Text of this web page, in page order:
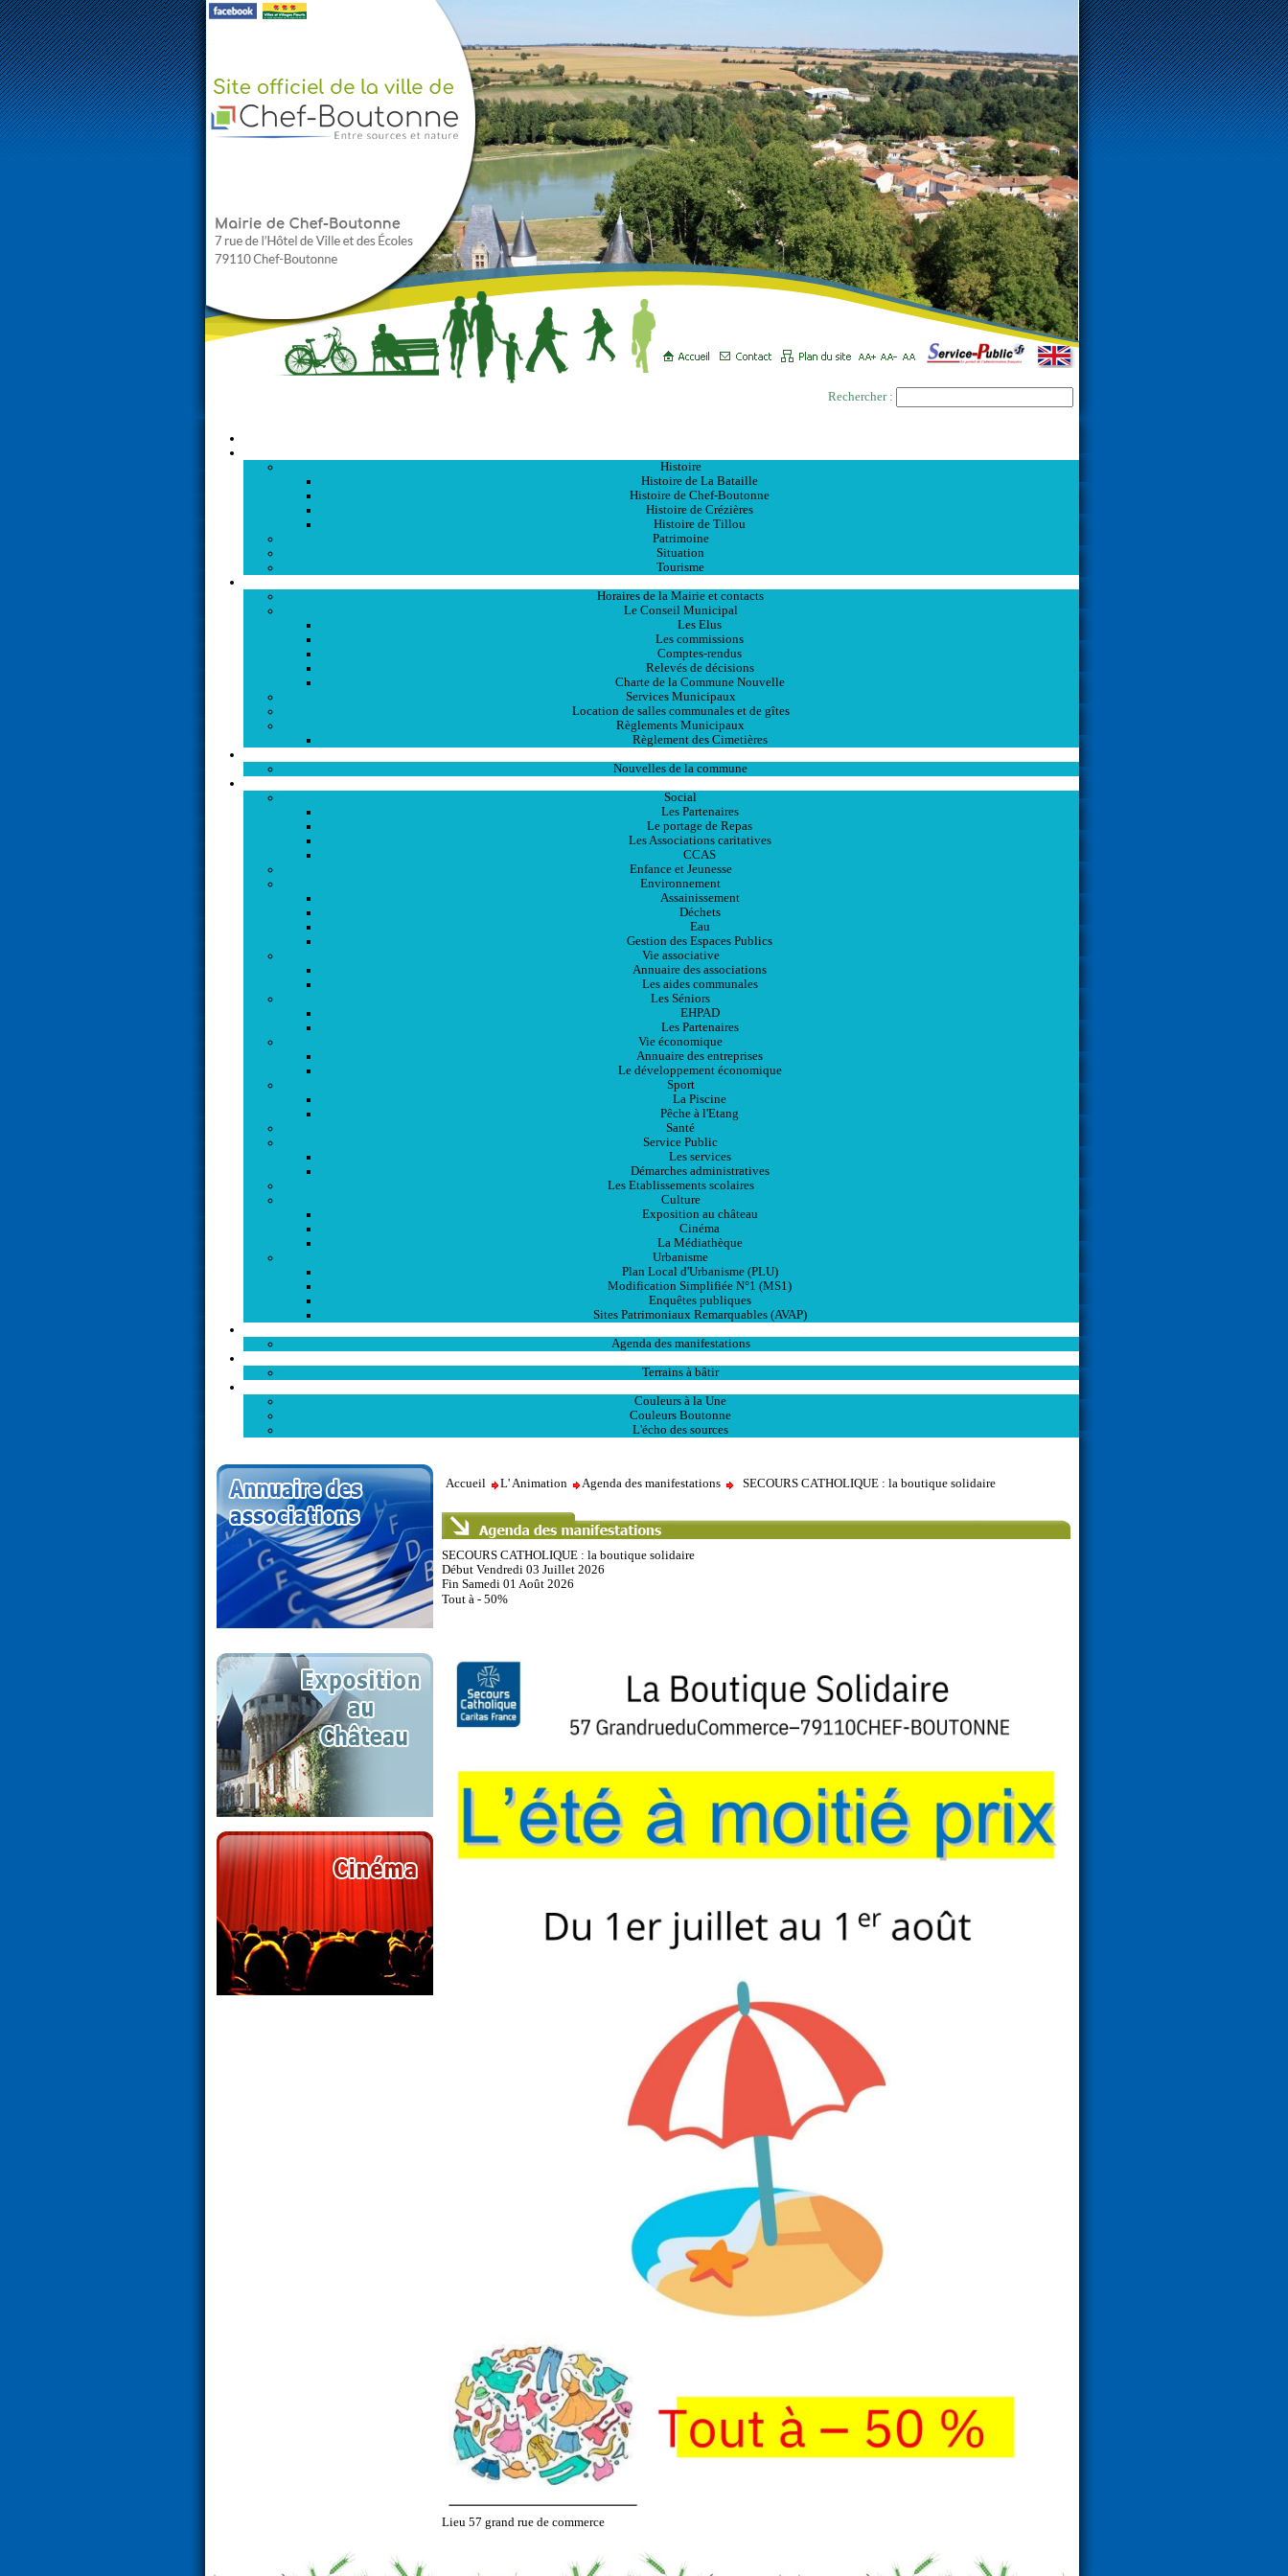
Rechercher :
Histoire
Histoire de La Bataille
Histoire de Chef-Boutonne
Histoire de Crézières
Histoire de Tillou
Patrimoine
Situation
Tourisme
Horaires de la Mairie et contacts
Le Conseil Municipal
Les Elus
Les commissions
Comptes-rendus
Relevés de décisions
Charte de la Commune Nouvelle
Services Municipaux
Location de salles communales et de gîtes
Règlements Municipaux
Règlement des Cimetières
Nouvelles de la commune
Social
Les Partenaires
Le portage de Repas
Les Associations caritatives
CCAS
Enfance et Jeunesse
Environnement
Assainissement
Déchets
Eau
Gestion des Espaces Publics
Vie associative
Annuaire des associations
Les aides communales
Les Séniors
EHPAD
Les Partenaires
Vie économique
Annuaire des entreprises
Le développement économique
Sport
La Piscine
Pêche à l'Etang
Santé
Service Public
Les services
Démarches administratives
Les Etablissements scolaires
Culture
Exposition au château
Cinéma
La Médiathèque
Urbanisme
Plan Local d'Urbanisme (PLU)
Modification Simplifiée N°1 (MS1)
Enquêtes publiques
Sites Patrimoniaux Remarquables (AVAP)
Agenda des manifestations
Terrains à bâtir
Couleurs à la Une
Couleurs Boutonne
L'écho des sources
Accueil L' Animation Agenda des manifestations SECOURS CATHOLIQUE : la boutique solidaire
SECOURS CATHOLIQUE : la boutique solidaire
Début Vendredi 03 Juillet 2026
Fin Samedi 01 Août 2026
Tout à - 50%
Lieu 57 grand rue de commerce